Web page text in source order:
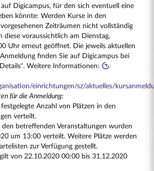
Digicampus, für den sich eventuell eine
könnte: Werden Kurse in den
Zeiträumen nicht vollständig
diese voraussichtlich am Dienstag,
Uhr erneut geöffnet. Die jeweils aktuellen
finden Sie auf Digicampus bei
Weitere Informationen:
einrichtungen/sz/aktuelles/
für die Anmeldung:
Anzahl von Plätzen in den
verteilt.
den betreffenden Veranstaltungen wurden
um 13:00 verteilt. Weitere Plätze werden
zur Verfügung gestellt.
gilt von 22.10.2020 00:00 bis 31.12.2020